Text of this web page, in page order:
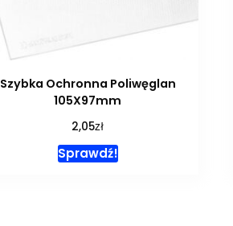
Szybka Ochronna Poliwęglan
105X97mm
2,05zł
Sprawdź!